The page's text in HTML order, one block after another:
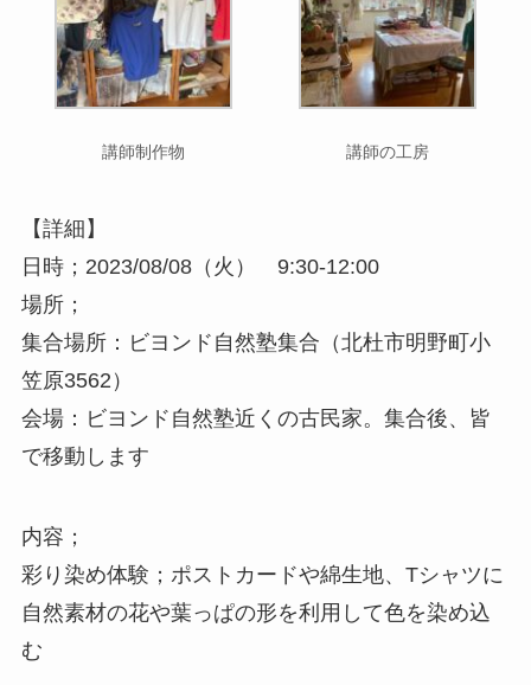
講師制作物 講師の工房
【詳細】
日時；2023/08/08（火） 9:30-12:00
場所；
集合場所：ビヨンド自然塾集合（北杜市明野町小
笠原3562）
会場：ビヨンド自然塾近くの古民家。集合後、皆
で移動します
内容；
彩り染め体験；ポストカードや綿生地、Tシャツに
自然素材の花や葉っぱの形を利用して色を染め込
む